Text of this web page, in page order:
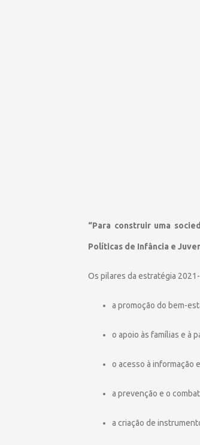
“Para construir uma
Políticas de Infância e
Os pilares da estratégia
a promoção do bem-
o apoio às famílias e à
o acesso à informação
a prevenção e o
a criação de